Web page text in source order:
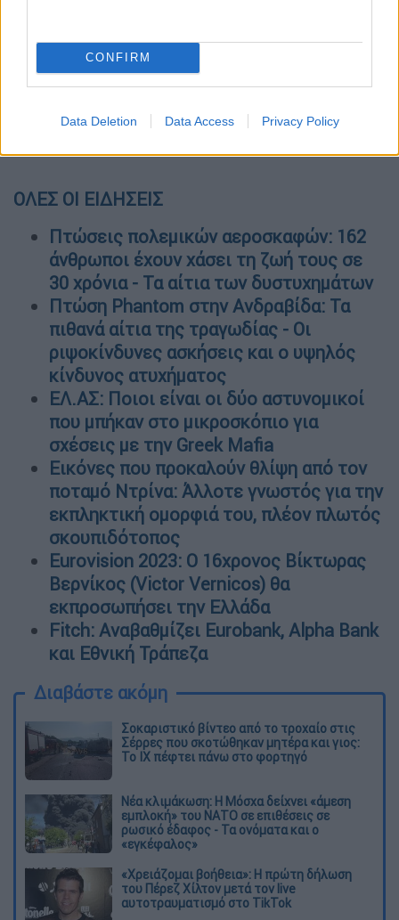
CONFIRM
Data Deletion Data Access Privacy Policy
ΟΛΕΣ ΟΙ ΕΙΔΗΣΕΙΣ
Πτώσεις πολεμικών αεροσκαφών: 162
άνθρωποι έχουν χάσει τη ζωή τους σε
30 χρόνια - Τα αίτια των δυστυχημάτων
Πτώση Phantom στην Ανδραβίδα: Τα
πιθανά αίτια της τραγωδίας - Οι
ριψοκίνδυνες ασκήσεις και ο υψηλός
κίνδυνος ατυχήματος
ΕΛ.ΑΣ: Ποιοι είναι οι δύο αστυνομικοί
που μπήκαν στο μικροσκόπιο για
σχέσεις με την Greek Mafia
Εικόνες που προκαλούν θλίψη από τον
ποταμό Ντρίνα: Άλλοτε γνωστός για την
εκπληκτική ομορφιά του, πλέον πλωτός
σκουπιδότοπος
Eurovision 2023: O 16χρονος Βίκτωρας
Βερνίκος (Victor Vernicos) θα
εκπροσωπήσει την Ελλάδα
Fitch: Αναβαθμίζει Eurobank, Alpha Bank
και Εθνική Τράπεζα
Διαβάστε ακόμη
Σοκαριστικό βίντεο από το τροχαίο στις
Σέρρες που σκοτώθηκαν μητέρα και γιος:
Το ΙΧ πέφτει πάνω στο φορτηγό
Νέα κλιμάκωση: Η Μόσχα δείχνει «άμεση
εμπλοκή» του ΝΑΤΟ σε επιθέσεις σε
ρωσικό έδαφος - Τα ονόματα και ο
«εγκέφαλος»
«Χρειάζομαι βοήθεια»: Η πρώτη δήλωση
του Πέρεζ Χίλτον μετά τον live
αυτοτραυματισμό στο TikTok